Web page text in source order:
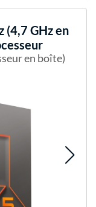
(4,7 GHz en
en boîte)